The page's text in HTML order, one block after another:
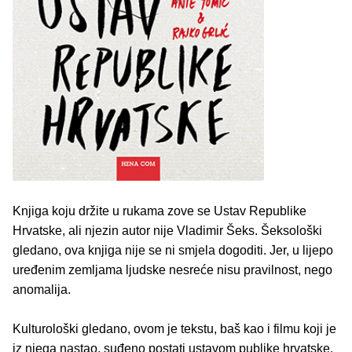
Knjiga koju držite u rukama zove se Ustav Republike
Hrvatske, ali njezin autor nije Vladimir Šeks. Šeksološki
gledano, ova knjiga nije se ni smjela dogoditi. Jer, u lijepo
uređenim zemljama ljudske nesreće nisu pravilnost, nego
anomalija.
Kulturološki gledano, ovom je tekstu, baš kao i filmu koji je
iz njega nastao, suđeno postati ustavom publike hrvatske.